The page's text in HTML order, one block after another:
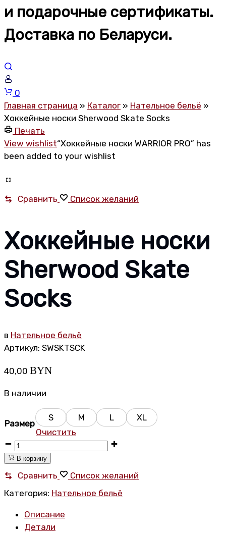
и подарочные сертификаты.
Доставка по Беларуси.
Корзина
0
Главная страница » Каталог » Нательное бельё »
Хоккейные носки Sherwood Skate Socks
Печать
View wishlist“Хоккейные носки WARRIOR PRO” has
been added to your wishlist
Сравнить Список желаний
Хоккейные носки
Sherwood Skate
Socks
в Нательное бельё
Артикул: SWSKTSCK
40,00 BYN
В наличии
Размер
S M L
XL
Очистить
Хоккейные
носки
Sherwood
Skate
Socks
В корзину
Сравнить
Список желаний
Категория: Нательное бельё
Описание
Детали